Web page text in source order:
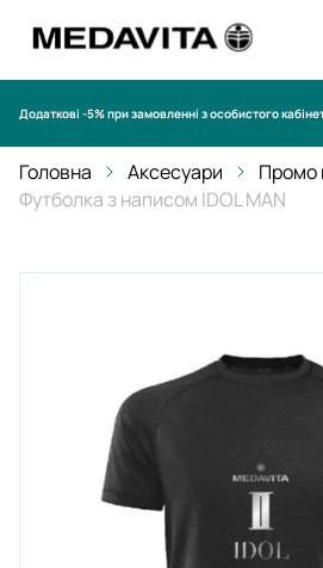
Додаткові -5% при замовленні з особистого
Головна Аксесуари
Промо
Футболка з написом IDOL MAN